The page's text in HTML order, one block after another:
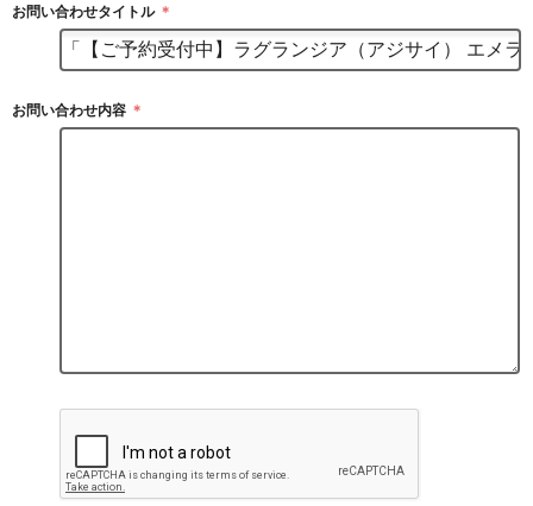
お問い合わせタイトル ＊
お問い合わせ内容 ＊